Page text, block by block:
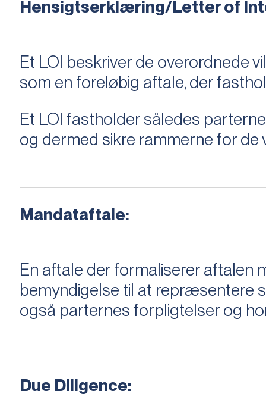
Hensigtserklæring/Letter of
Et LOI beskriver de overordnede
som en foreløbig aftale, der
Et LOI fastholder således
og dermed sikre rammerne for de
Mandataftale:
En aftale der formaliserer
bemyndigelse til at repræsentere
også parternes forpligtelser og
Due Diligence: